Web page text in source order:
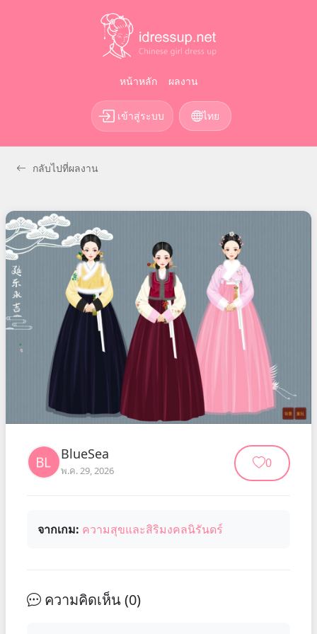
หน้าหลัก ผลงาน
เข้าสู่ระบบ ไทย
กลับไปที่ผลงาน
BlueSea
พ.ค. 29, 2026 0
จากเกม: ความสุขและสิริมงคลนิรันดร์
ความคิดเห็น (0)